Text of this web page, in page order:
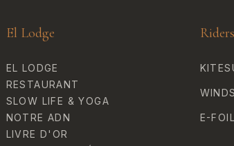
El Lodge
EL LODGE
RESTAURANT
SLOW LIFE & YOGA
NOTRE ADN
LIVRE D'OR
E-FOIL